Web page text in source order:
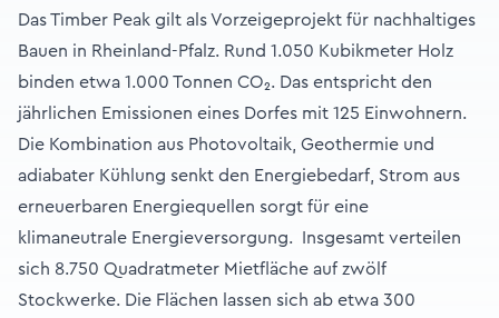
Das Timber Peak gilt als Vorzeigeprojekt für nachhaltiges
Bauen in Rheinland-Pfalz. Rund 1.050 Kubikmeter Holz
binden etwa 1.000 Tonnen CO₂. Das entspricht den
jährlichen Emissionen eines Dorfes mit 125 Einwohnern.
Die Kombination aus Photovoltaik, Geothermie und
adiabater Kühlung senkt den Energiebedarf, Strom aus
erneuerbaren Energiequellen sorgt für eine
klimaneutrale Energieversorgung. Insgesamt verteilen
sich 8.750 Quadratmeter Mietfläche auf zwölf
Stockwerke. Die Flächen lassen sich ab etwa 300